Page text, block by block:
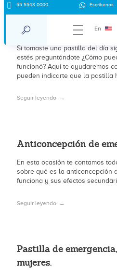
55 5543 0000 Escríbenos
En
Cómo saber si la
funcionó
Si tomaste una pastilla del día
estés preguntándote ¿Cómo
funcionó? Aquí te ayudaremos
pueden indicarte que la pastilla
Seguir leyendo
Anticoncepción de
En esta ocasión te contamos
sobre qué es la anticoncepción
funciona y sus efectos
Seguir leyendo
Pastilla de
mujeres.